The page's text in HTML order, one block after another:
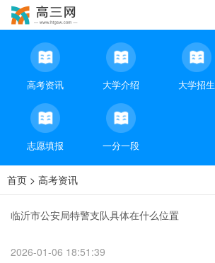
高考资讯 大学介绍 大学招生
志愿填报 一分一段
首页 > 高考资讯
临沂市公安局特警支队具体在什么位置
2026-01-06 18:51:39